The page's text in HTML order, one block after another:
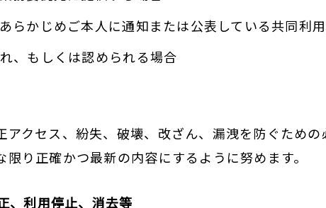
らかじめご本人に通知または公表している共同利
、もしくは認められる場合
アクセス、紛失、破壊、改ざん、漏洩を防ぐため
り正確かつ最新の内容にするように努めます。
、利用停止、消去等